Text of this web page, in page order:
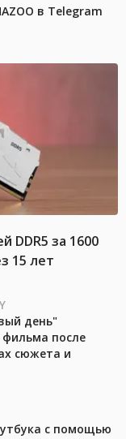
в Telegram
DDR5 за 1600
15 лет
день"
после
сюжета и
с помощью